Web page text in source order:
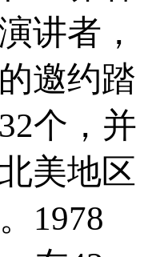
讲者，
邀约踏
个，并
美地区
1978